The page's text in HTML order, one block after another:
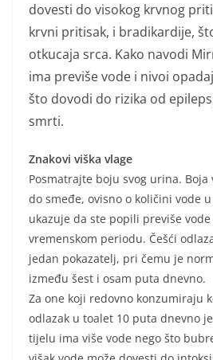
dovesti do visokog krvnog
krvni pritisak, i bradikardije,
otkucaja srca. Kako navodi
ima previše vode i nivoi
što dovodi do rizika od
smrti.
Znakovi viška vlage
Posmatrajte boju svog urina.
do smeđe, ovisno o količini vode
ukazuje da ste popili previše
vremenskom periodu. Češći
jedan pokazatelj, pri čemu je
između šest i osam puta dnevno.
Za one koji redovno konzumiraju
odlazak u toalet 10 puta dnevno
tijelu ima više vode nego što